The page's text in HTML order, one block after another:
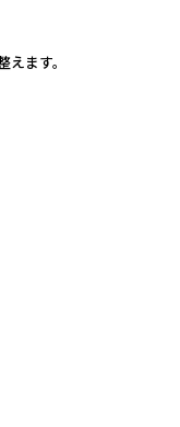
ます。